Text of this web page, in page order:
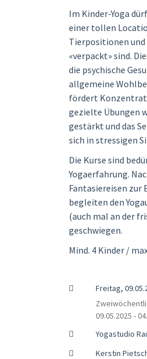
Im Kinder-Yoga
einer tollen
Tierpositionen
«verpackt» sind.
die psychische
allgemeine
fördert
gezielte Übungen
gestärkt und das
sich in stressigen
Die Kurse sind
Yogaerfahrung.
Fantasiereisen zur
begleiten den
(auch mal an der
geschwiegen.
Mind. 4 Kinder /
Freitag,
09.05.2025 -
Yogastudio
Kerstin